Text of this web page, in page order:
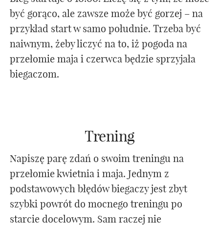
być gorąco, ale zawsze może być gorzej – na
przykład start w samo południe. Trzeba być
naiwnym, żeby liczyć na to, iż pogoda na
przełomie maja i czerwca będzie sprzyjała
biegaczom.
Trening
Napiszę parę zdań o swoim treningu na
przełomie kwietnia i maja. Jednym z
podstawowych błędów biegaczy jest zbyt
szybki powrót do mocnego treningu po
starcie docelowym. Sam raczej nie